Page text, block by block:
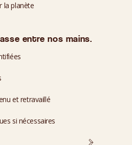
la planète
entre nos mains.
et retravaillé
si nécessaires